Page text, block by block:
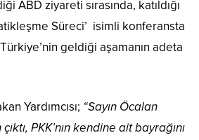
ABD ziyareti sırasında, katıldığı
Süreci’ isimli konferansta
geldiği aşamanın adeta
Yardımcısı; “Sayın Öcalan
PKK’nın kendine ait bayrağını